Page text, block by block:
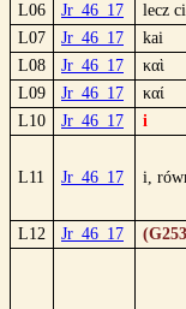
L06
Jr_46_17 lecz
L07
Jr_46_17 kai
L08
Jr_46_17 καὶ
L09
Jr_46_17 καί
L10
Jr_46_17 i
L11 Jr_46_17 i,
L12 Jr_46_17